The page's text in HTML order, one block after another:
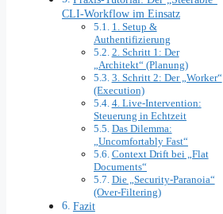
CLI-Workflow im Einsatz
1. Setup &
Authentifizierung
2. Schritt 1: Der
„Architekt“ (Planung)
3. Schritt 2: Der „Worker“
(Execution)
4. Live-Intervention:
Steuerung in Echtzeit
Das Dilemma:
„Uncomfortably Fast“
Context Drift bei „Flat
Documents“
Die „Security-Paranoia“
(Over-Filtering)
Fazit